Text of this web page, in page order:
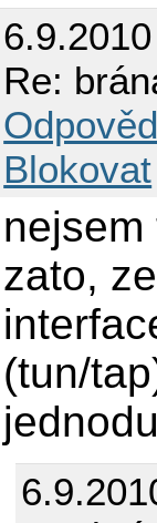
Re:
Blokovat
zato,
(tun/